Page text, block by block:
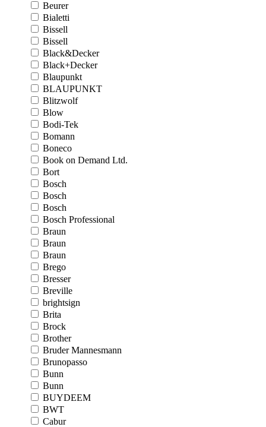
Beurer
Bialetti
Bissell
Bissell
Black&Decker
Black+Decker
Blaupunkt
BLAUPUNKT
Blitzwolf
Blow
Bodi-Tek
Bomann
Boneco
Book on Demand Ltd.
Bort
Bosch
Bosch
Bosch
Bosch Professional
Braun
Braun
Braun
Brego
Bresser
Breville
brightsign
Brita
Brock
Brother
Bruder Mannesmann
Brunopasso
Bunn
Bunn
BUYDEEM
BWT
Cabur